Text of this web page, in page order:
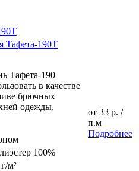
Тафета-190Т
Тафета-190
в качестве
брючных
одежды,
100%
м²
от 33 р. /
п.м
Подробнее